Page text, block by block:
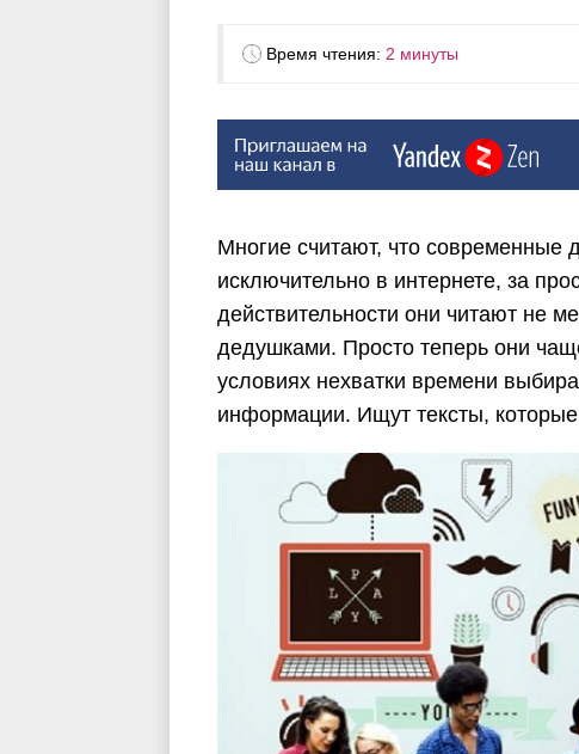
Время чтения: 2 минуты
Многие считают, что современные
исключительно в интернете, за
действительности они читают не
дедушками. Просто теперь они
условиях нехватки времени
информации. Ищут тексты,